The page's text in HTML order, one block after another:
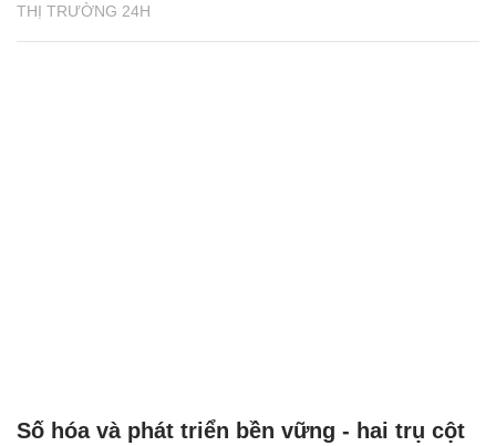
THỊ TRƯỜNG 24H
Số hóa và phát triển bền vững - hai trụ cột